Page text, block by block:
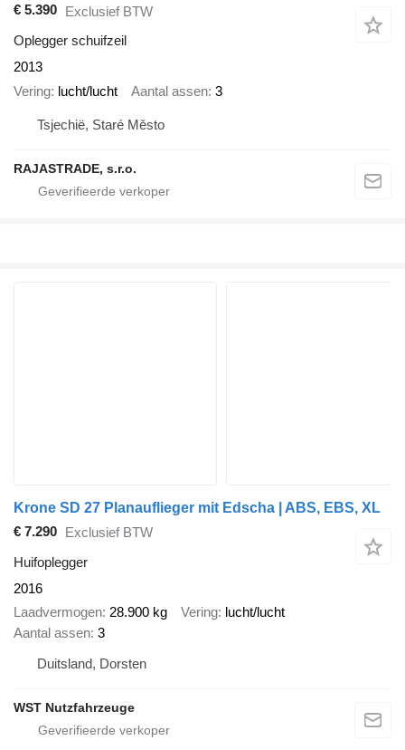
€ 5.390 Exclusief BTW
Oplegger schuifzeil
2013
Vering lucht/lucht Aantal assen 3
Tsjechië, Staré Město
RAJASTRADE, s.r.o.
Krone SD 27 Planauflieger mit Edscha | ABS, EBS, XL
€ 7.290 Exclusief BTW
Huifoplegger
2016
Laadvermogen 28.900 kg Vering lucht/lucht
Aantal assen 3
Duitsland, Dorsten
WST Nutzfahrzeuge